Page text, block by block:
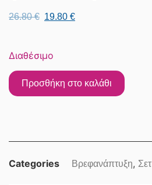
26.80€ 19.80 €
Διαθέσιμο
Προσθήκη στο καλάθι
Categories Βρεφανάπτυξη,